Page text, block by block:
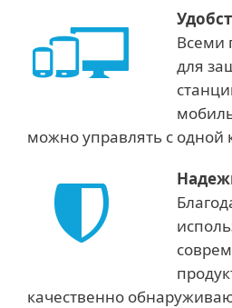
Всеми
для
можно управлять с одной
качественно